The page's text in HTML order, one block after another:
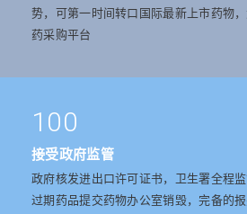
势，可第一时间转口国际最新上市药物
药采购平台
100
接受政府监管
政府核发进出口许可证书，卫生署全程
过期药品提交药物办公室销毁，完备的